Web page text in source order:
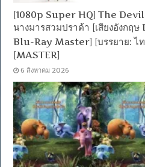
[1080p Super HQ] The
นางมารสวมปราด้า [เสียงอังกฤษ
Blu-Ray Master] [บรรยาย: ไ
[MASTER]
6 สิงหาคม 2026